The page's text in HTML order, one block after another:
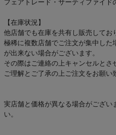
フェアトレード・サーティファイド
【在庫状況】
他店舗でも在庫を共有し販売してお
極稀に複数店舗でご注文が集中し
が出来ない場合がございます。
その際はご連絡の上キャンセルと
ご理解とご了承の上ご注文をお願い
実店舗と価格が異なる場合がござい
い。